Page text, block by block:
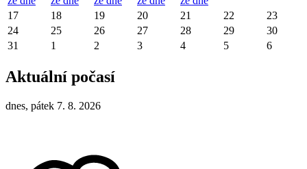
17 18 19 20 21 22
23
24
25 26 27 28 29
30
31
1 2 3 4 5 6
Aktuální počasí
dnes, pátek 7. 8. 2026